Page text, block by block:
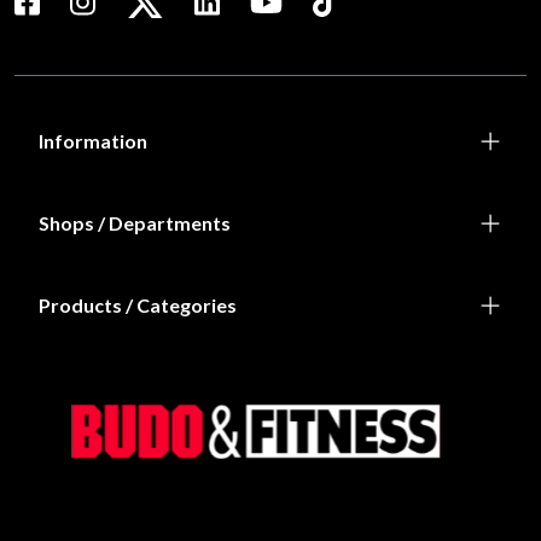
Information
Shops / Departments
Products / Categories